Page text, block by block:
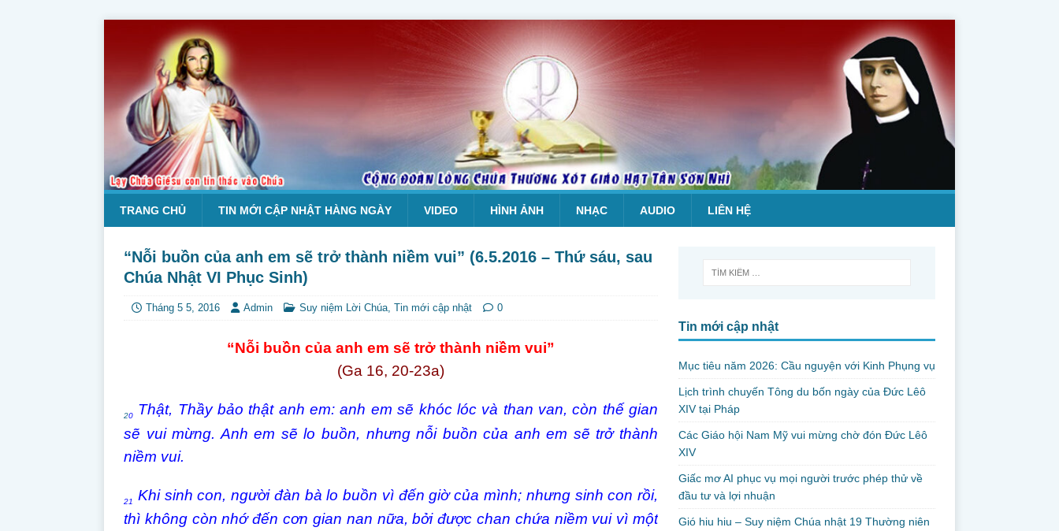
TRANG CHỦ TIN MỚI CẬP NHẬT HÀNG NGÀY VIDEO HÌNH ẢNH NHẠC AUDIO LIÊN HỆ
“Nỗi buồn của anh em sẽ trở thành niềm vui” (6.5.2016 – Thứ sáu, sau
Chúa Nhật VI Phục Sinh)
Tháng 5 5, 2016 Admin Suy niệm Lời Chúa, Tin mới cập nhật 0
“Nỗi buồn của anh em sẽ trở thành niềm vui”
(Ga 16, 20-23a)
20
Thật, Thầy bảo thật anh em: anh em sẽ khóc lóc và than van, còn thế gian
sẽ vui mừng. Anh em sẽ lo buồn, nhưng nỗi buồn của anh em sẽ trở thành
niềm vui.
21
Khi sinh con, người đàn bà lo buồn vì đến giờ của mình; nhưng sinh con rồi,
thì không còn nhớ đến cơn gian nan nữa, bởi được chan chứa niềm vui vì một
Tin mới cập nhật
Mục tiêu năm 2026: Cầu nguyện với Kinh Phụng vụ
Lịch trình chuyến Tông du bốn ngày của Đức Lêô
XIV tại Pháp
Các Giáo hội Nam Mỹ vui mừng chờ đón Đức Lêô
XIV
Giấc mơ AI phục vụ mọi người trước phép thử về
đầu tư và lợi nhuận
Gió hiu hiu – Suy niệm Chúa nhật 19 Thường niên